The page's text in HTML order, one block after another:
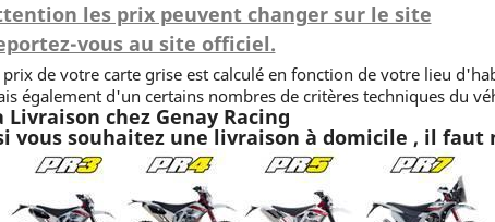
les prix peuvent changer sur le site
vous au site officiel.
prix de votre carte grise est calculé en fonction de votre lieu
également d'un certains nombres de critères techniques du
Livraison chez Genay Racing
vous souhaitez une livraison à domicile , il faut